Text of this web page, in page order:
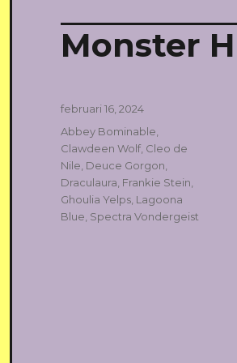
Monster
Geplaatst
op
februari 16, 2024
Tags
Abbey Bominable
Clawdeen Wolf, Cleo de
Nile Deuce Gorgon
Draculaura Frankie Stein
Ghoulia Yelps, Lagoona
Blue Spectra Vondergeist